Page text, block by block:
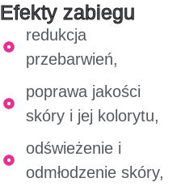
Efekty zabiegu
redukcja
przebarwień,
poprawa jakości
skóry i jej kolorytu,
odświeżenie i
odmłodzenie skóry,